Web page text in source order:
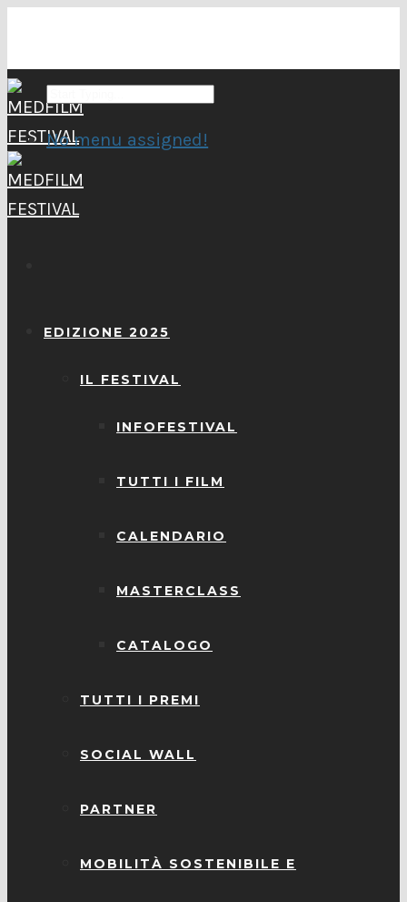
EDIZIONE 2025
IL FESTIVAL
INFOFESTIVAL
TUTTI I FILM
CALENDARIO
MASTERCLASS
CATALOGO
TUTTI I PREMI
SOCIAL WALL
PARTNER
MOBILITÀ SOSTENIBILE E
No menu assigned!